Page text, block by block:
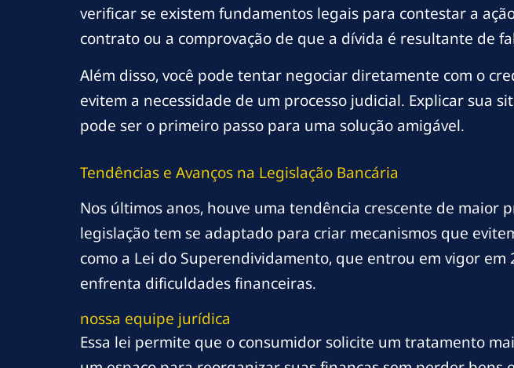
verificar se existem fundamentos legais para contestar a
contrato ou a comprovação de que a dívida é resultante de
Além disso, você pode tentar negociar diretamente com o
evitem a necessidade de um processo judicial. Explicar sua
pode ser o primeiro passo para uma solução amigável.
Tendências e Avanços na Legislação Bancária
Nos últimos anos, houve uma tendência crescente de maior
legislação tem se adaptado para criar mecanismos que
como a Lei do Superendividamento, que entrou em vigor
enfrenta dificuldades financeiras.
nossa equipe jurídica
Essa lei permite que o consumidor solicite um tratamento